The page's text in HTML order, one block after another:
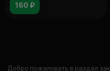
160 ₽
Добро пожаловать в раздел